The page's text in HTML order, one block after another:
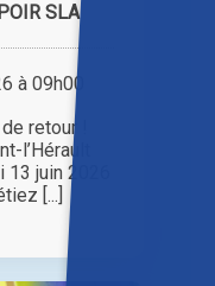
SLA
à 09h00
retour !
l’Hérault
juin 2026
[...]